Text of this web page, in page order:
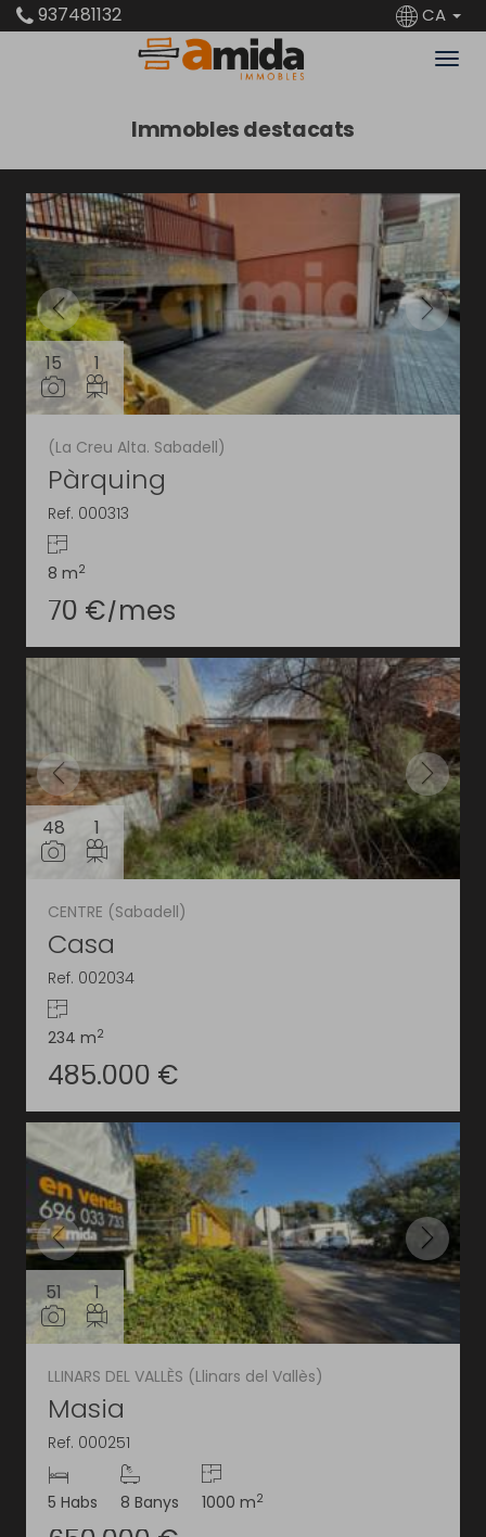
937481132 CA
Immobles destacats
15 1
(La Creu Alta. Sabadell)
Pàrquing
Ref. 000313
8 m2
70 €/mes
48 1
CENTRE (Sabadell)
Casa
Ref. 002034
234 m2
485.000 €
51 1
LLINARS DEL VALLÈS (Llinars del Vallès)
Masia
Ref. 000251
5 Habs 8 Banys 1000 m2